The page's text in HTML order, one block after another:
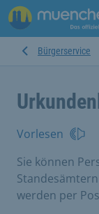
Bürgerservice
Vorlesen
Sie können
werden per